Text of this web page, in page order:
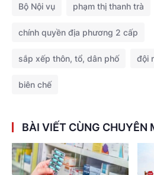
Bộ Nội vụ phạm thị thanh trà
chính quyền địa phương 2 cấp
sắp xếp thôn, tổ, dân phố đội
biên chế
BÀI VIẾT CÙNG CHUYÊN